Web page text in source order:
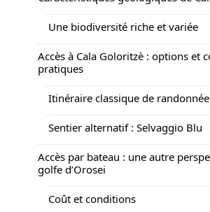
Une biodiversité riche et variée
Accès à Cala Goloritzè : options et
pratiques
Itinéraire classique de randonnée
Sentier alternatif : Selvaggio Blu
Accès par bateau : une autre
golfe d’Orosei
Coût et conditions